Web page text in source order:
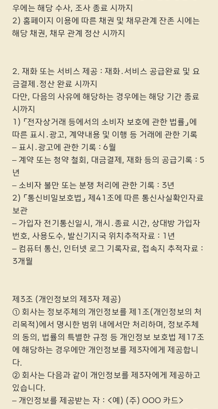
우에는 해당 수사, 조사 종료 시까지
2) 홈페이지 이용에 따른 채권 및 채무관계 잔존 시에는
해당 채권, 채무 관계 정산 시까지
2. 재화 또는 서비스 제공 : 재화․서비스 공급완료 및 요
금결제․정산 완료 시까지
다만, 다음의 사유에 해당하는 경우에는 해당 기간 종료
시까지
1) 「전자상거래 등에서의 소비자 보호에 관한 법률」에
따른 표시․광고, 계약내용 및 이행 등 거래에 관한 기록
– 표시․광고에 관한 기록 : 6월
– 계약 또는 청약 철회, 대금결제, 재화 등의 공급기록 : 5
년
– 소비자 불만 또는 분쟁 처리에 관한 기록 : 3년
2) 「통신비밀보호법」 제41조에 따른 통신사실확인자료
보관
– 가입자 전기통신일시, 개시․종료 시간, 상대방 가입자
번호, 사용도수, 발신기지국 위치추적자료 : 1년
– 컴퓨터 통신, 인터넷 로그 기록자료, 접속지 추적자료 :
3개월
제3조 (개인정보의 제3자 제공)
① 회사는 정보주체의 개인정보를 제1조(개인정보의 처
리목적)에서 명시한 범위 내에서만 처리하며, 정보주체
의 동의, 법률의 특별한 규정 등 개인정보 보호법 제17조
에 해당하는 경우에만 개인정보를 제3자에게 제공합니
다.
② 회사는 다음과 같이 개인정보를 제3자에게 제공하고
있습니다.
– 개인정보를 제공받는 자 : <예) (주) OOO 카드>